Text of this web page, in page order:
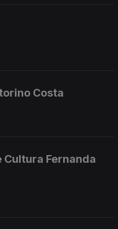
Costa
Fernanda